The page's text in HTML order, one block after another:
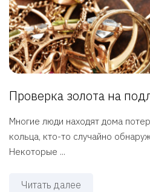
Проверка золота на
Многие люди находят дома
кольца, кто-то случайно
Некоторые ...
Читать далее